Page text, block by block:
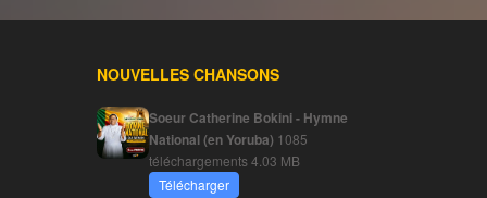
NOUVELLES CHANSONS
Soeur Catherine Bokini - Hymne
National (en Yoruba) 1085
téléchargements4.03 MB
Télécharger